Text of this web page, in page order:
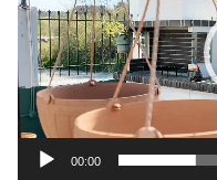
00:00